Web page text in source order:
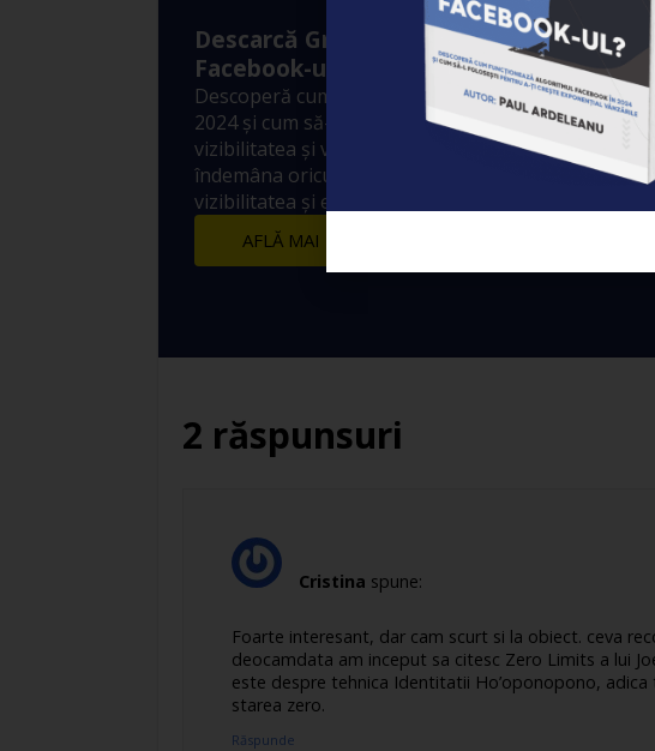
Descarcă Gratuit Ebook-ul: ”A murit
Facebook-ul?”
Descoperă cum funcționează Algoritmul Facebook în
2024 și cum să-l folosești pentru a-ți crește
vizibilitatea și vânzările! 10 metode simple și la
îndemâna oricui prin care să crești exponențial
vizibilitatea și engagement-ul postărilor tale.
AFLĂ MAI MULTE
2 răspunsuri
Cristina spune:
Foarte interesant, dar cam scurt si la obiect. ceva
deocamdata am inceput sa citesc Zero Limits a lui
este despre tehnica Identitatii Ho’oponopono,
starea zero.
Răspunde